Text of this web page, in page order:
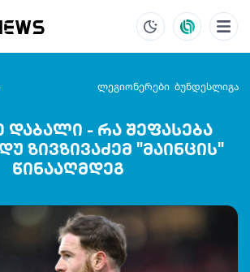
ლეგიონერები ბუნდესლიგა
დაბალი - რა შეფასება
ზივზივაძემ "მაინცის"
წინააღმდეგ